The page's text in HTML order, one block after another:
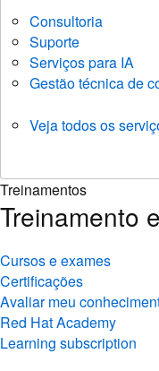
Consultoria
Suporte
Serviços para IA
Gestão técnica de
Veja todos os
Treinamentos
Treinamento
Cursos e exames
Certificações
Avaliar meu
Red Hat Academy
Learning subscription